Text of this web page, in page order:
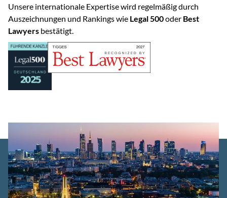
Unsere internationale Expertise wird regelmäßig durch
Auszeichnungen und Rankings wie Legal 500oder Best
Lawyers bestätigt.